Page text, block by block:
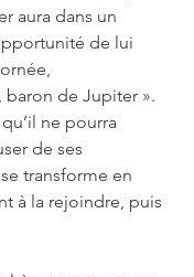
aura dans un
de lui
baron de Jupiter ».
ne pourra
de ses
transforme en
à la rejoindre, puis